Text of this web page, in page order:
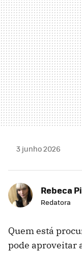
3 junho 2026
Rebeca
Redatora
Quem está
pode aproveitar